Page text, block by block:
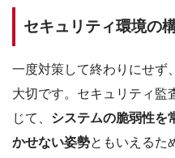
セキュリティ環境の
一度対策して終わりにせず
大切です。セキュリティ監
じて、 システムの脆弱性を
かせない姿勢ともいえるた